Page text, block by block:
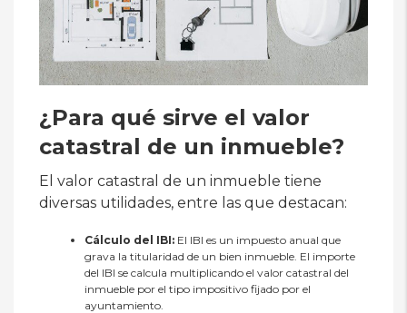
¿Para qué sirve el valor
catastral de un inmueble?
El valor catastral de un inmueble tiene
diversas utilidades, entre las que destacan:
Cálculo del IBI: El IBI es un impuesto anual que
grava la titularidad de un bien inmueble. El importe
del IBI se calcula multiplicando el valor catastral del
inmueble por el tipo impositivo fijado por el
ayuntamiento.